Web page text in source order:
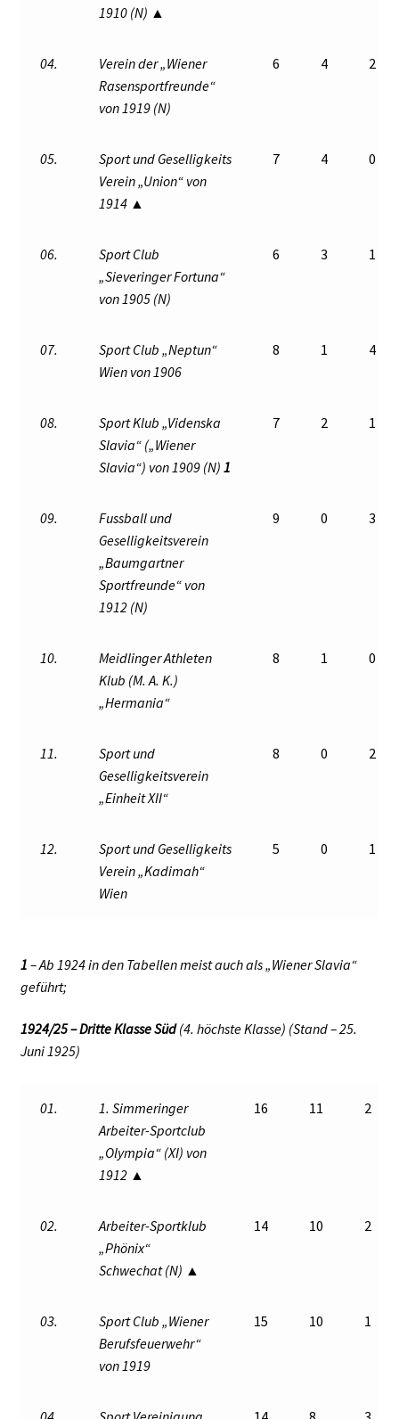
1910 (N) ▲
04.
Verein der „Wiener
Rasensportfreunde“
von 1919 (N)
6 4 2
05.
Sport und Geselligkeits
Verein „Union“ von
1914 ▲
7 4 0
06.
Sport Club
„Sieveringer Fortuna“
von 1905 (N)
6 3 1
07.
Sport Club „Neptun“
Wien von 1906
8 1 4
08.
Sport Klub „Videnska
Slavia“ („Wiener
Slavia“) von 1909 (N)1
7 2 1
09.
Fussball und
Geselligkeitsverein
„Baumgartner
Sportfreunde“ von
1912 (N)
9 0 3
10.
Meidlinger Athleten
Klub (M. A. K.)
„Hermania“
8 1 0
11.
Sport und
Geselligkeitsverein
„Einheit XII“
8 0 2
12.
Sport und Geselligkeits
Verein „Kadimah“
Wien
5 0 1
1 – Ab 1924 in den Tabellen meist auch als „Wiener Slavia“
geführt;
1924/25 – Dritte Klasse Süd(4. höchste Klasse) (Stand – 25.
Juni 1925)
01.
1. Simmeringer
Arbeiter-Sportclub
„Olympia“ (XI) von
1912 ▲
16 11 2
02.
Arbeiter-Sportklub
„Phönix“
Schwechat (N) ▲
14 10 2
03.
Sport Club „Wiener
Berufsfeuerwehr“
von 1919
15 10 1